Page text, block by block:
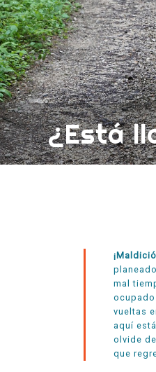
¿Está
mal
vueltas
aquí
olvide
que